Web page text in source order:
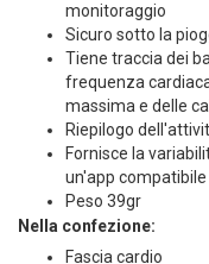
monitoraggio
Sicuro sotto la
Tiene traccia dei
frequenza
massima e delle
Riepilogo
Fornisce la
un'app compatibile
Peso 39gr
Nella confezione:
Fascia cardio